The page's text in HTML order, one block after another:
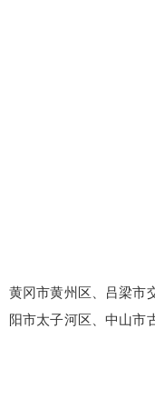
黄冈市黄州区、吕梁市
阳市太子河区、中山市